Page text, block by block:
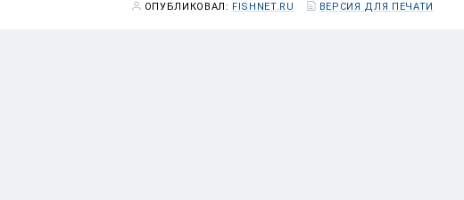
ОПУБЛИКОВАЛ: FISHNET.RU ВЕРСИЯ ДЛЯ ПЕЧАТИ